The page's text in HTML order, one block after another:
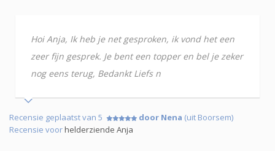
Hoi Anja, Ik heb je net gesproken, ik vond het een
zeer fijn gesprek. Je bent een topper en bel je zeker
nog eens terug, Bedankt Liefs n
Recensie geplaatst van 5 door Nena (uit Boorsem)
Recensie voorhelderziende Anja